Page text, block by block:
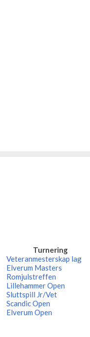
Turnering
Veteranmesterskap lag
Elverum Masters
Romjulstreffen
Lillehammer Open
Sluttspill Jr/Vet
Scandic Open
Elverum Open